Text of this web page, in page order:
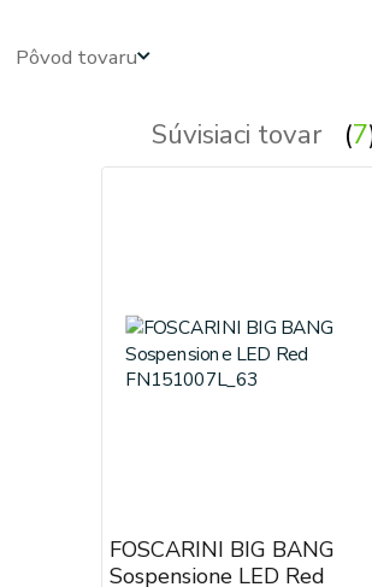
Pôvod tovaru
Súvisiaci tovar 7
FOSCARINI BIG BANG
Sospensione LED Red